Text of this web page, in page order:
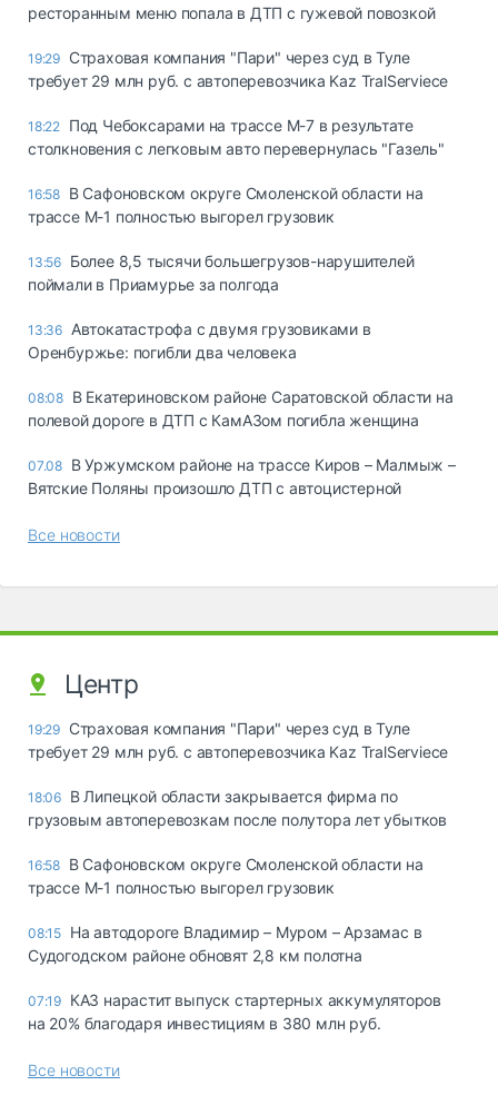
ресторанным меню попала в ДТП с гужевой повозкой
19:29 Страховая компания "Пари" через суд в Туле
требует 29 млн руб. с автоперевозчика Kaz TralServiece
18:22 Под Чебоксарами на трассе М-7 в результате
столкновения с легковым авто перевернулась "Газель"
16:58 В Сафоновском округе Смоленской области на
трассе М-1 полностью выгорел грузовик
13:56 Более 8,5 тысячи большегрузов-нарушителей
поймали в Приамурье за полгода
13:36 Автокатастрофа с двумя грузовиками в
Оренбуржье: погибли два человека
08:08 В Екатериновском районе Саратовской области на
полевой дороге в ДТП с КамАЗом погибла женщина
07.08 В Уржумском районе на трассе Киров – Малмыж –
Вятские Поляны произошло ДТП с автоцистерной
Все новости
Центр
19:29 Страховая компания "Пари" через суд в Туле
требует 29 млн руб. с автоперевозчика Kaz TralServiece
18:06 В Липецкой области закрывается фирма по
грузовым автоперевозкам после полутора лет убытков
16:58 В Сафоновском округе Смоленской области на
трассе М-1 полностью выгорел грузовик
08:15 На автодороге Владимир – Муром – Арзамас в
Судогодском районе обновят 2,8 км полотна
07:19 КАЗ нарастит выпуск стартерных аккумуляторов
на 20% благодаря инвестициям в 380 млн руб.
Все новости